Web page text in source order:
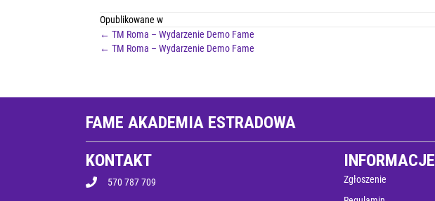
Opublikowane w
POSTS
← TM Roma – Wydarzenie Demo Fame
POSTS
← TM Roma – Wydarzenie Demo Fame
FAME AKADEMIA ESTRADOWA
KONTAKT
570 787 709
INFORMACJE
Zgłoszenie